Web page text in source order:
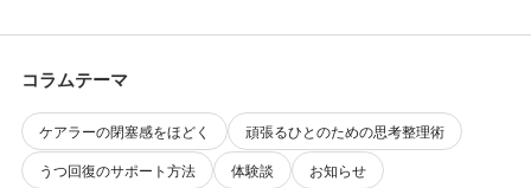
コラムテーマ
ケアラーの閉塞感をほどく
頑張るひとのための思考整理術
うつ回復のサポート方法
体験談
お知らせ